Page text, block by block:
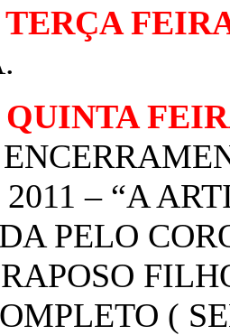
TERÇA
QUINTA
– “A
PELO
(